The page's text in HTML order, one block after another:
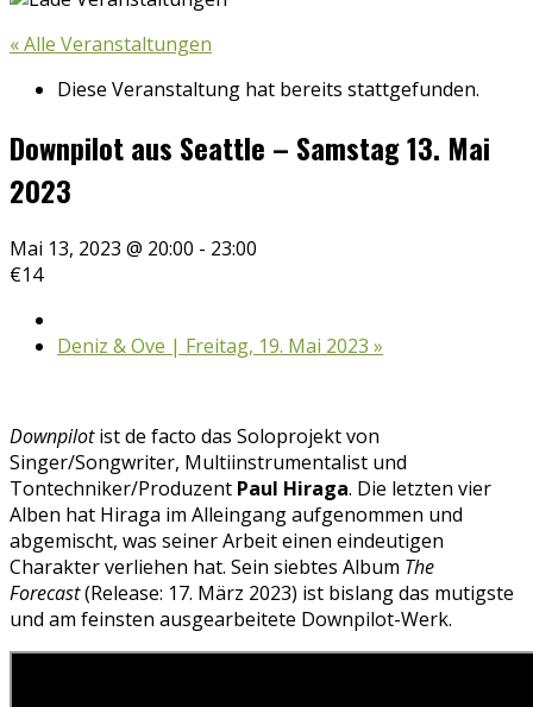
« Alle Veranstaltungen
Diese Veranstaltung hat bereits stattgefunden.
Downpilot aus Seattle – Samstag 13. Mai
2023
Mai 13, 2023 @ 20:00 - 23:00
€14
Deniz & Ove | Freitag, 19. Mai 2023 »
Downpilotist de facto das Soloprojekt von
Singer/Songwriter, Multiinstrumentalist und
Tontechniker/Produzent Paul Hiraga. Die letzten vier
Alben hat Hiraga im Alleingang aufgenommen und
abgemischt, was seiner Arbeit einen eindeutigen
Charakter verliehen hat. Sein siebtes Album The
Forecast(Release: 17. März 2023) ist bislang das mutigste
und am feinsten ausgearbeitete Downpilot-Werk.